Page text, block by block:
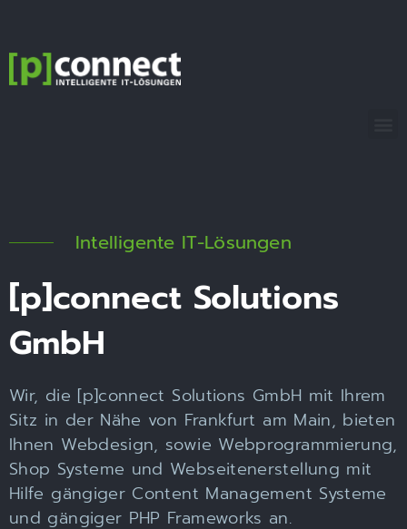
GmbH
Intelligente IT-Lösungen
[p]connect Solutions
GmbH
Wir, die [p]connect Solutions GmbH mit Ihrem
Sitz in der Nähe von Frankfurt am Main, bieten
Ihnen Webdesign, sowie Webprogrammierung,
Shop Systeme und Webseitenerstellung mit
Hilfe gängiger Content Management Systeme
und gängiger PHP Frameworks an.